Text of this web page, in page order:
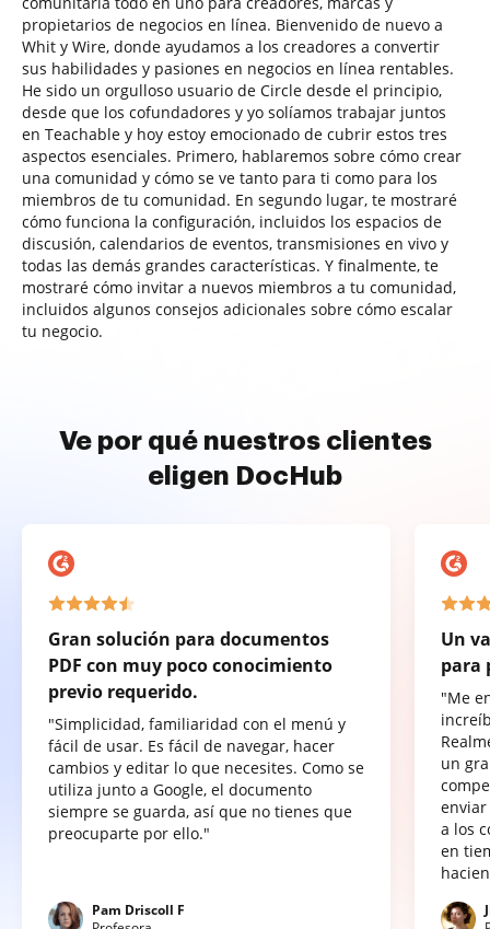
propietarios de negocios en línea. Bienvenido de nuevo a
Whit y Wire, donde ayudamos a los creadores a convertir
sus habilidades y pasiones en negocios en línea rentables.
He sido un orgulloso usuario de Circle desde el principio,
desde que los cofundadores y yo solíamos trabajar juntos
en Teachable y hoy estoy emocionado de cubrir estos tres
aspectos esenciales. Primero, hablaremos sobre cómo crear
una comunidad y cómo se ve tanto para ti como para los
miembros de tu comunidad. En segundo lugar, te mostraré
cómo funciona la configuración, incluidos los espacios de
discusión, calendarios de eventos, transmisiones en vivo y
todas las demás grandes características. Y finalmente, te
mostraré cómo invitar a nuevos miembros a tu comunidad,
incluidos algunos consejos adicionales sobre cómo escalar
tu negocio.
Ve por qué nuestros clientes
eligen DocHub
Gran solución para documentos
PDF con muy poco conocimiento
previo requerido.
"Simplicidad, familiaridad con el menú y
fácil de usar. Es fácil de navegar, hacer
cambios y editar lo que necesites. Como se
utiliza junto a Google, el documento
siempre se guarda, así que no tienes que
preocuparte por ello."
Pam Driscoll F
Un
para
"Me
un
a los
en